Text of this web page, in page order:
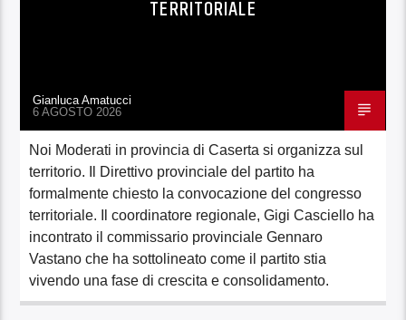
TERRITORIALE
Gianluca Amatucci
6 AGOSTO 2026
Noi Moderati in provincia di Caserta si organizza sul
territorio. Il Direttivo provinciale del partito ha
formalmente chiesto la convocazione del congresso
territoriale. Il coordinatore regionale, Gigi Casciello ha
incontrato il commissario provinciale Gennaro
Vastano che ha sottolineato come il partito stia
vivendo una fase di crescita e consolidamento.